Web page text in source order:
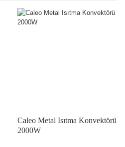
Caleo Metal Isıtma Konvektörü
2000W